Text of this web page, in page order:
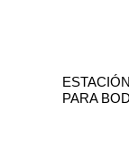
PARA